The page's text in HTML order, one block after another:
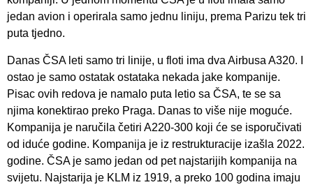
jedan avion i operirala samo jednu liniju, prema Parizu tek tri
puta tjedno.
Danas ČSA leti samo tri linije, u floti ima dva Airbusa A320. I
ostao je samo ostatak ostataka nekada jake kompanije.
Pisac ovih redova je namalo puta letio sa ČSA, te se sa
njima konektirao preko Praga. Danas to više nije moguće.
Kompanija je naručila četiri A220-300 koji će se isporučivati
od iduće godine. Kompanija je iz restrukturacije izašla 2022.
godine. ČSA je samo jedan od pet najstarijih kompanija na
svijetu. Najstarija je KLM iz 1919, a preko 100 godina imaju